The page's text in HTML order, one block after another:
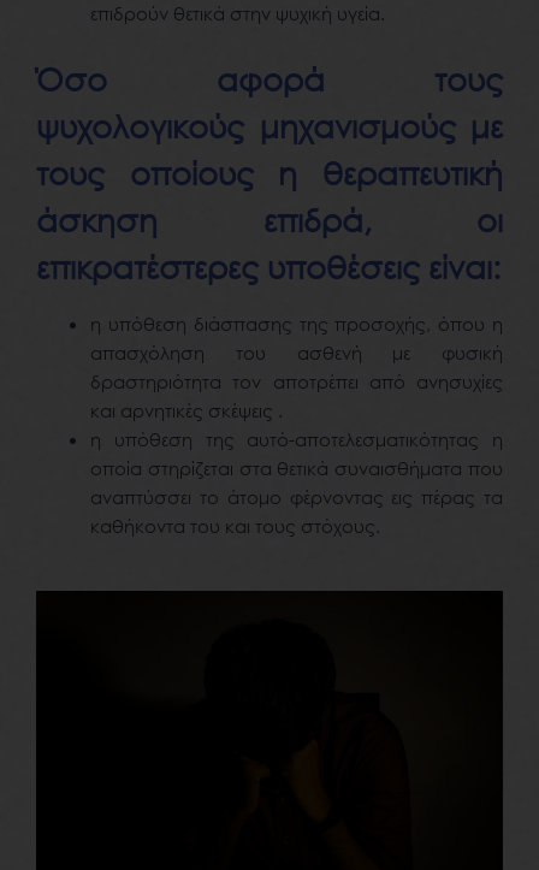
επιδρούν θετικά στην ψυχική υγεία.
Όσο αφορά τους
ψυχολογικούς μηχανισμούς με
τους οποίους η θεραπευτική
άσκηση επιδρά, οι
επικρατέστερες υποθέσεις είναι:
η υπόθεση διάσπασης της προσοχής, όπου η
απασχόληση του ασθενή με φυσική
δραστηριότητα τον αποτρέπει από ανησυχίες
και αρνητικές σκέψεις .
η υπόθεση της αυτό-αποτελεσματικότητας η
οποία στηρίζεται στα θετικά συναισθήματα που
αναπτύσσει το άτομο φέρνοντας εις πέρας τα
καθήκοντα του και τους στόχους.